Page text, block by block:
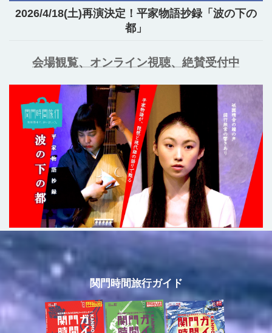
2026/4/18(土)再演決定！平家物語抄録「波の下の
都」
会場観覧、オンライン視聴、絶賛受付中
関門時間旅行ガイド